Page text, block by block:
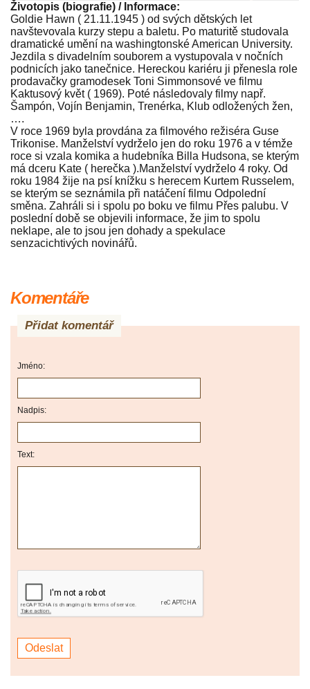
Životopis (biografie) / Informace:
Goldie Hawn ( 21.11.1945 ) od svých dětských let
navštevovala kurzy stepu a baletu. Po maturitě studovala
dramatické umění na washingtonské American University.
Jezdila s divadelním souborem a vystupovala v nočních
podnicích jako tanečnice. Hereckou kariéru ji přenesla role
prodavačky gramodesek Toni Simmonsové ve filmu
Kaktusový květ ( 1969). Poté následovaly filmy např.
Šampón, Vojín Benjamin, Trenérka, Klub odložených žen,
….
V roce 1969 byla provdána za filmového režiséra Guse
Trikonise. Manželství vydrželo jen do roku 1976 a v témže
roce si vzala komika a hudebníka Billa Hudsona, se kterým
má dceru Kate ( herečka ).Manželství vydrželo 4 roky. Od
roku 1984 žije na psí knížku s herecem Kurtem Russelem,
se kterým se seznámila při natáčení filmu Odpolední
směna. Zahráli si i spolu po boku ve filmu Přes palubu. V
poslední době se objevili informace, že jim to spolu
neklape, ale to jsou jen dohady a spekulace
senzacichtivých novinářů.
Komentáře
Přidat komentář
Jméno:
Nadpis:
Text: